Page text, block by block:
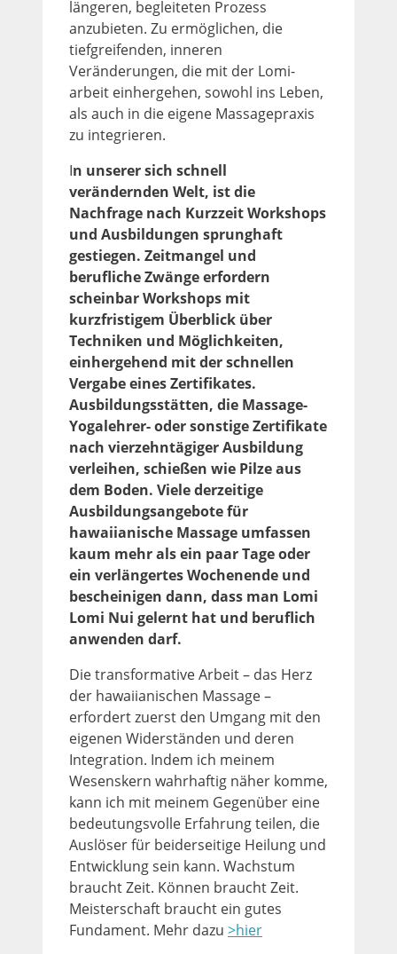
längeren, begleiteten Prozess
anzubieten. Zu ermöglichen, die
tiefgreifenden, inneren
Veränderungen, die mit der Lomi-
arbeit einhergehen, sowohl ins Leben,
als auch in die eigene Massagepraxis
zu integrieren.
In unserer sich schnell
verändernden Welt, ist die
Nachfrage nach Kurzzeit Workshops
und Ausbildungen sprunghaft
gestiegen. Zeitmangel und
berufliche Zwänge erfordern
scheinbar Workshops mit
kurzfristigem Überblick über
Techniken und Möglichkeiten,
einhergehend mit der schnellen
Vergabe eines Zertifikates.
Ausbildungsstätten, die Massage-
Yogalehrer- oder sonstige Zertifikate
nach vierzehntägiger Ausbildung
verleihen, schießen wie Pilze aus
dem Boden. Viele derzeitige
Ausbildungsangebote für
hawaiianische Massage umfassen
kaum mehr als ein paar Tage oder
ein verlängertes Wochenende und
bescheinigen dann, dass man Lomi
Lomi Nui gelernt hat und beruflich
anwenden darf.
Die transformative Arbeit – das Herz
der hawaiianischen Massage –
erfordert zuerst den Umgang mit den
eigenen Widerständen und deren
Integration. Indem ich meinem
Wesenskern wahrhaftig näher komme,
kann ich mit meinem Gegenüber eine
bedeutungsvolle Erfahrung teilen, die
Auslöser für beiderseitige Heilung und
Entwicklung sein kann. Wachstum
braucht Zeit. Können braucht Zeit.
Meisterschaft braucht ein gutes
Fundament. Mehr dazu >hier